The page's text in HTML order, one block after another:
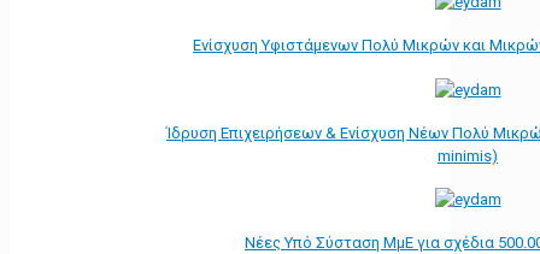
Ενίσχυση Υφιστάμενων Πολύ Μικρών και
Ίδρυση Επιχειρήσεων & Ενίσχυση Νέων Πολύ
minimis)
Νέες Υπό Σύσταση ΜμΕ για σχέδια